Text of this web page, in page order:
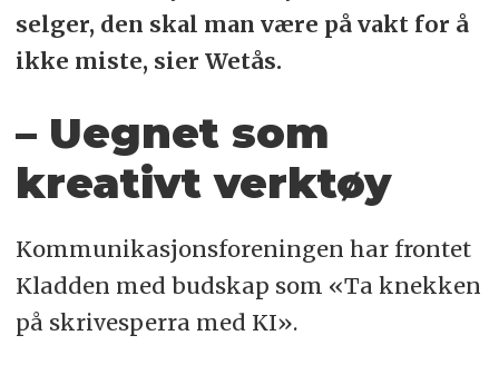
selger, den skal man være på vakt for å
ikke miste, sier Wetås.
– Uegnet som
kreativt verktøy
Kommunikasjonsforeningen har frontet
Kladden med budskap som «Ta knekken
på skrivesperra med KI».